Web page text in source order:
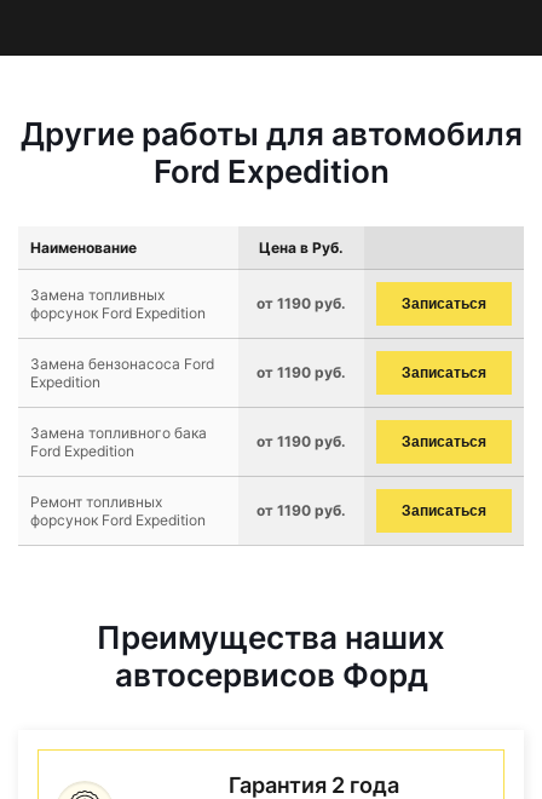
Другие работы для автомобиля
Ford Expedition
Наименование Цена в Руб.
Замена топливных
форсунок Ford Expedition
от 1190 руб. Записаться
Замена бензонасоса Ford
Expedition
от 1190 руб. Записаться
Замена топливного бака
Ford Expedition
от 1190 руб. Записаться
Ремонт топливных
форсунок Ford Expedition
от 1190 руб. Записаться
Преимущества наших
автосервисов Форд
Гарантия 2 года